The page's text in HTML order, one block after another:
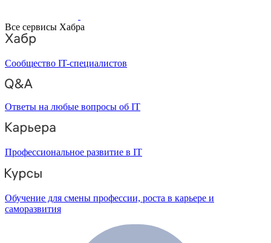
Все сервисы Хабра
Сообщество IT-специалистов
Ответы на любые вопросы об IT
Профессиональное развитие в IT
Обучение для смены профессии, роста в карьере и
саморазвития